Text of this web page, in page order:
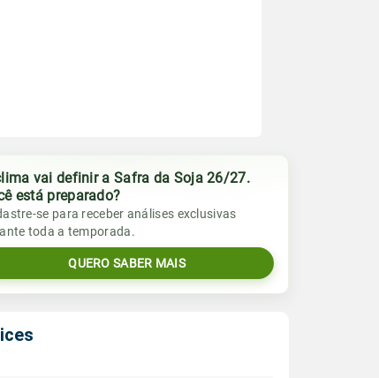
vai definir a Safra da Soja 26/27.
está preparado?
se para receber análises exclusivas
toda a temporada.
QUERO SABER MAIS